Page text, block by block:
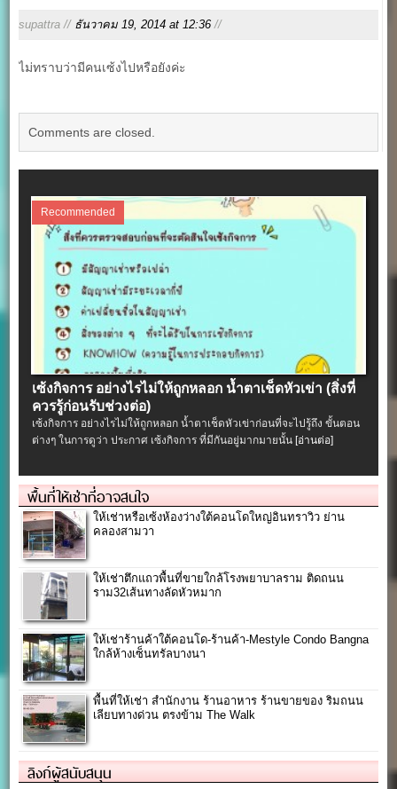
supattra // ธันวาคม 19, 2014 at 12:36 //
ไม่ทราบว่ามีคนเซ้งไปหรือยังค่ะ
Comments are closed.
Recommended
เซ้งกิจการ อย่างไรไม่ให้ถูกหลอก น้ำตาเช็ดหัวเข่า (สิ่งที่
ควรรู้ก่อนรับช่วงต่อ)
เซ้งกิจการ อย่างไรไม่ให้ถูกหลอก น้ำตาเช็ดหัวเข่าก่อนที่จะไปรู้ถึง ขั้นตอน
ต่างๆ ในการดูว่า ประกาศ เซ้งกิจการ ที่มีกันอยู่มากมายนั้น [อ่านต่อ]
พื้นที่ให้เช่าที่อาจสนใจ
ให้เช่าหรือเซ้งห้องว่างใต้คอนโดใหญ่อินทราวิว ย่าน
คลองสามวา
ให้เช่าตึกแถวพื้นที่ขายใกล้โรงพยาบาลราม ติดถนน
ราม32เส้นทางลัดหัวหมาก
ให้เช่าร้านค้าใต้คอนโด-ร้านค้า-Mestyle Condo Bangna
ใกล้ห้างเซ็นทรัลบางนา
พื้นที่ให้เช่า สำนักงาน ร้านอาหาร ร้านขายของ ริมถนน
เลียบทางด่วน ตรงข้าม The Walk
ลิงก์ผู้สนับสนุน